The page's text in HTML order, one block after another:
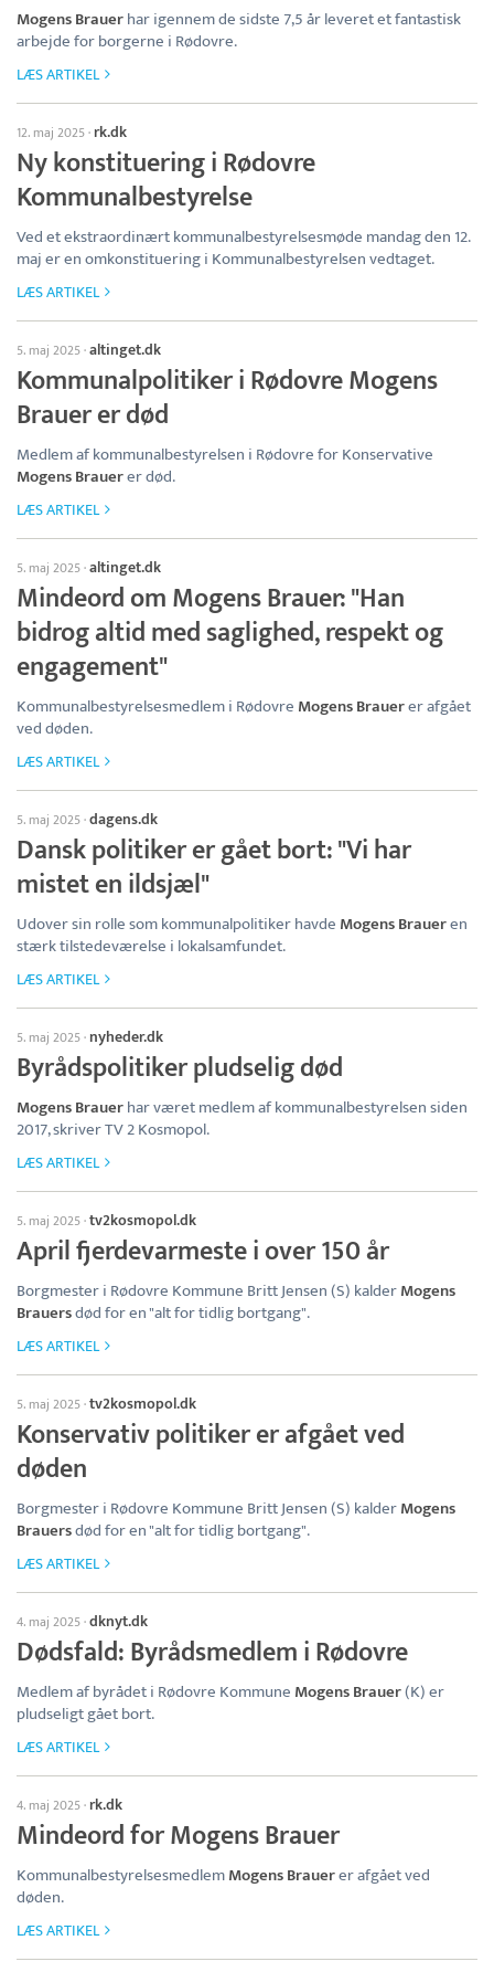
Mogens Brauerhar igennem de sidste 7,5 år leveret et fantastisk
arbejde for borgerne i Rødovre.
LÆS ARTIKEL
12. maj 2025· rk.dk
Ny konstituering i Rødovre
Kommunalbestyrelse
Ved et ekstraordinært kommunalbestyrelsesmøde mandag den 12.
maj er en omkonstituering i Kommunalbestyrelsen vedtaget.
LÆS ARTIKEL
5. maj 2025·altinget.dk
Kommunalpolitiker i Rødovre Mogens
Brauer er død
Medlem af kommunalbestyrelsen i Rødovre for Konservative
Mogens Brauerer død.
LÆS ARTIKEL
5. maj 2025·altinget.dk
Mindeord om Mogens Brauer: "Han
bidrog altid med saglighed, respekt og
engagement"
Kommunalbestyrelsesmedlem i Rødovre Mogens Brauerer afgået
ved døden.
LÆS ARTIKEL
5. maj 2025·dagens.dk
Dansk politiker er gået bort: "Vi har
mistet en ildsjæl"
Udover sin rolle som kommunalpolitiker havde Mogens Braueren
stærk tilstedeværelse i lokalsamfundet.
LÆS ARTIKEL
5. maj 2025· nyheder.dk
Byrådspolitiker pludselig død
Mogens Brauerhar været medlem af kommunalbestyrelsen siden
2017, skriver TV 2 Kosmopol.
LÆS ARTIKEL
5. maj 2025·tv2kosmopol.dk
April fjerdevarmeste i over 150 år
Borgmester i Rødovre Kommune Britt Jensen (S) kalderMogens
Brauersdød for en "alt for tidlig bortgang".
LÆS ARTIKEL
5. maj 2025·tv2kosmopol.dk
Konservativ politiker er afgået ved
døden
Borgmester i Rødovre Kommune Britt Jensen (S) kalderMogens
Brauersdød for en "alt for tidlig bortgang".
LÆS ARTIKEL
4. maj 2025·dknyt.dk
Dødsfald: Byrådsmedlem i Rødovre
Medlem af byrådet i Rødovre Kommune Mogens Brauer(K) er
pludseligt gået bort.
LÆS ARTIKEL
4. maj 2025· rk.dk
Mindeord for Mogens Brauer
KommunalbestyrelsesmedlemMogens Brauerer afgået ved
døden.
LÆS ARTIKEL